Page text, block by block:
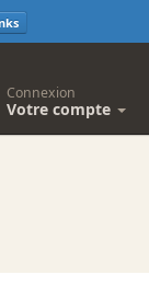
Connexion
Votre compte